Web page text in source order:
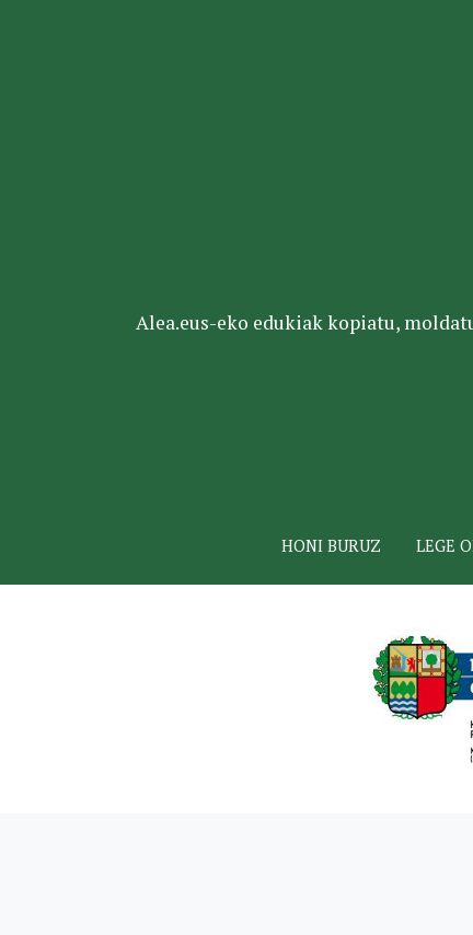
Alea.eus-eko edukiak kopiatu,
HONI BURUZ LEGE